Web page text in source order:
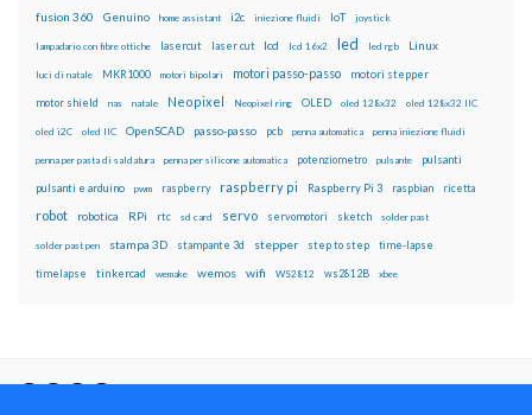
fusion 360 Genuino home assistant i2c iniezione fluidi IoT joystick
lampadario con fibre ottiche lasercut laser cut lcd lcd 16x2 led led rgb Linux
luci di natale MKR1000 motori bipolari motori passo-passo motori stepper
motor shield nas natale Neopixel Neopixel ring OLED oled 128x32 oled 128x32 IIC
oled i2C oled IIC OpenSCAD passo-passo pcb penna automatica penna iniezione fluidi
penna per pasta di saldatura penna per silicone automatica potenziometro pulsante pulsanti
pulsanti e arduino pwm raspberry raspberry pi Raspberry Pi 3 raspbian ricetta
robot robotica RPi rtc sd card servo servomotori sketch solder past
solder past pen stampa 3D stampante 3d stepper step to step time-lapse
timelapse tinkercad wemake wemos wifi WS2812 ws2812B xbee